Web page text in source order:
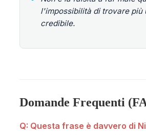
l'impossibilità di trovare più
credibile.
Domande Frequenti
Q: Questa frase è davvero di